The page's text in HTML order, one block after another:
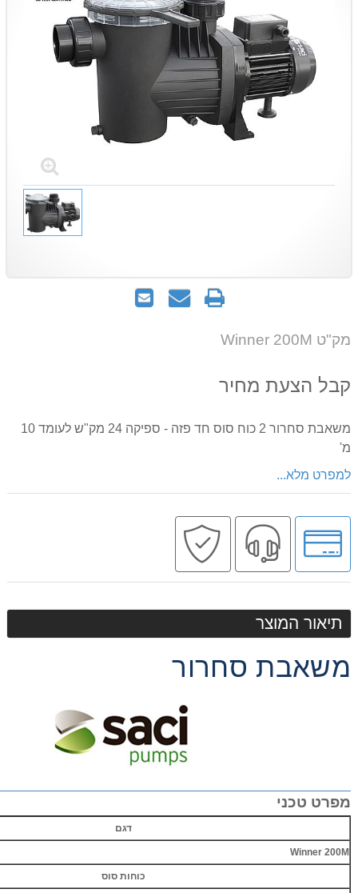
שלח
שאל
הדפס
מק"ט Winner 200M
קבל הצעת מחיר
משאבת סחרור 2 כוח סוס חד פזה - ספיקה 24 מק"ש לעומד 10
מ'
למפרט מלא...
לחץ
לאפשרויות
תשלומים
שירות
מקצועי
תיאור המוצר
משאבת סחרור
מפרט טכני
דגם
Winner 200M
כוחות סוס